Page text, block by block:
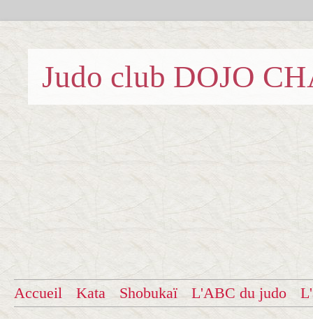
Judo club DOJO
Accueil Kata Shobukaï L'ABC du judo